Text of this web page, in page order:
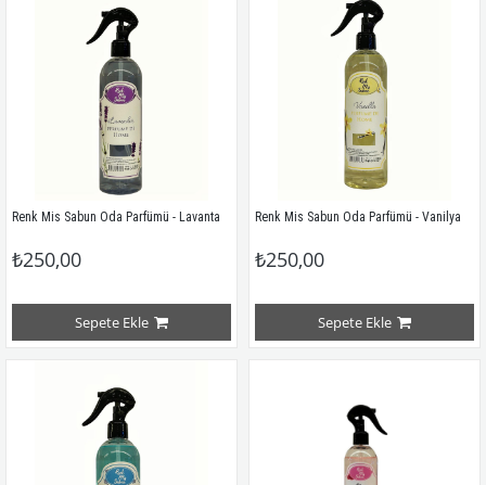
Renk Mis Sabun Oda Parfümü - Lavanta
₺250,00
Sepete Ekle
Renk Mis Sabun Oda Parfümü - Vanilya
₺250,00
Sepete Ekle